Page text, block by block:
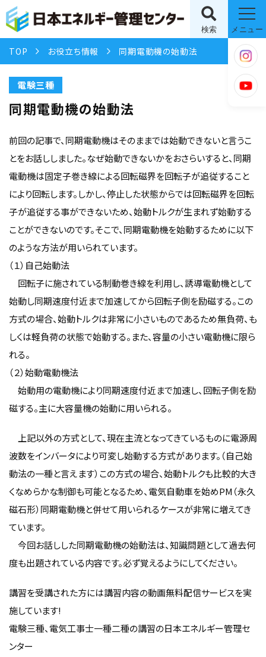
検索 メニュー
TOP お役立ち情報 同期電動機の始動法
電験三種
同期電動機の始動法
前回の記事で、同期電動機はそのままでは始動できないと言うこ
とをお話ししました。なぜ始動できないかをおさらいすると、同期
電動機は固定子巻き線による回転磁界を回転子が追従すること
により回転します。しかし、停止した状態からでは回転磁界を回転
子が追従する事ができないため、始動トルクが生まれず始動する
ことができないのです。そこで、同期電動機を始動するために以下
のような方法が用いられています。
（１）自己始動法
回転子に施されている制動巻き線を利用し、誘導電動機として
始動し同期速度付近まで加速してから回転子側を励磁する。この
方式の場合、始動トルクは非常に小さいものであるため無負荷、も
しくは軽負荷の状態で始動する。また、容量の小さい電動機に限ら
れる。
（２）始動電動機法
始動用の電動機により同期速度付近まで加速し、回転子側を励
磁する。主に大容量機の始動に用いられる。
上記以外の方式として、現在主流となってきているものに電源周
波数をインバータにより可変し始動する方式があります。（自己始
動法の一種と言えます）この方式の場合、始動トルクも比較的大き
くなめらかな制御も可能となるため、電気自動車を始めPM（永久
磁石形）同期電動機と併せて用いられるケースが非常に増えてき
ています。
今回お話しした同期電動機の始動法は、知識問題として過去何
度も出題されている内容です。必ず覚えるようにしてください。
講習を受講された方には講習内容の動画無料配信サービスを実
施しています!
電験三種、電気工事士一種二種の講習の日本エネルギー管理セ
ンター